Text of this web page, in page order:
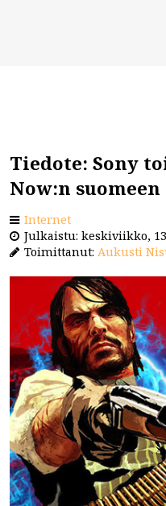
Tiedote: Sony
Now:n suomeen
Internet
Julkaistu: keskiviikko,
Toimittanut: Aukusti